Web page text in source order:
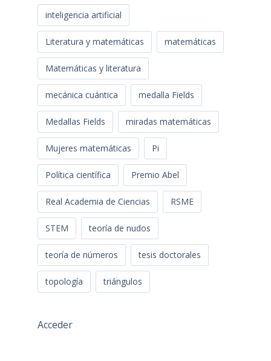
inteligencia artificial
Literatura y matemáticas matemáticas
Matemáticas y literatura
mecánica cuántica medalla Fields
Medallas Fields miradas matemáticas
Mujeres matemáticas Pi
Política científica Premio Abel
Real Academia de Ciencias RSME
STEM teoría de nudos
teoría de números tesis doctorales
topología triángulos
Acceder